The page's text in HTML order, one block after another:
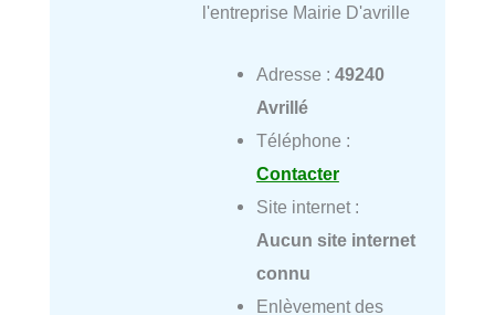
l'entreprise Mairie D'avrille
Adresse : 49240
Avrillé
Téléphone :
Contacter
Site internet :
Aucun site internet
connu
Enlèvement des